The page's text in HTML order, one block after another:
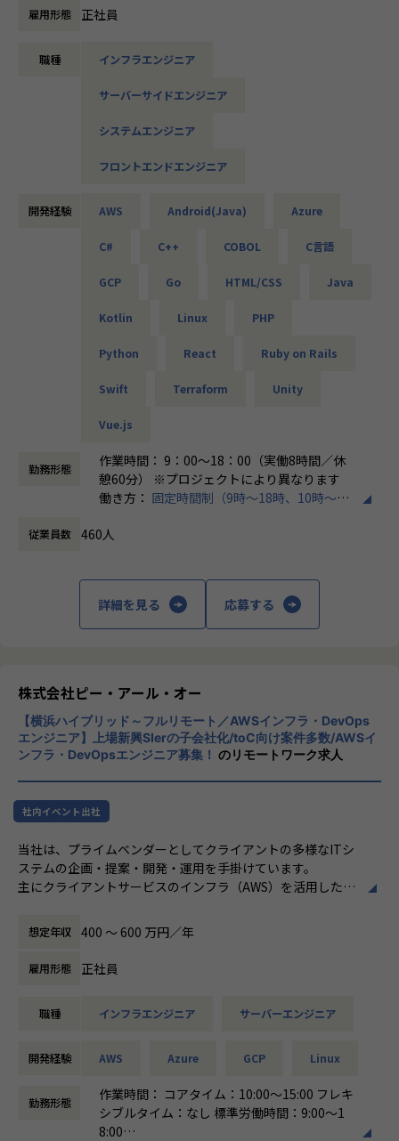
＜安心のサポート体制＞
└配属先はチーム＋教育係体制で、すぐ相談できる環境を整
└入社直後は毎月、その後は隔月で面談。業務・人間関係・
└日常的に連絡しやすく、安心して話せる関係性を構築。
・トラブル時は当日中に対応
・勉強会・交流会を年2回実施
【業務の変更の範囲】
会社の定める範囲
たとえば、ヨガ配信アプリやECサイトの新規開発、クラウド
設計など、上流フェーズから関われる案件も豊富です。ま
ひとりで悩まず、安心して挑戦できます。
◆落ち着いた環境で、長く働きたい方へ
OKの案件も多く、週2～3日出社が基本。残業は月9時間ほど
現場には教育担当がつき、月1回の面談やチャット相談も実
にも柔軟に対応しています。
◆マネジメントにも挑戦したい方へ
回の面談を通じて方向性を確認しながら、段階的にマネジメ
ら活躍している社員も多数。女性管理職も在籍しており、年
齢や性別を問わずフェアに評価される環境です。
＜チーム組織構成＞
入社後は原則2名以上のチームに配属されるため、一人現場
や丸投げはないです。
また、経験値に応じて先輩がフォローに入り、定例MTGやチ
95％（2024年8月時点／1年以内）
▼開発系
・オンラインヨガプラットフォームの要件定義・設計（Rub
y／Vue／AWS）
・自社ECサイトの新規立ち上げ（要件定義～運用／TypeScr
（C#／Python）
▼インフラ系
・ECクラウド基盤設計（AWS／VMware）
・アプリ向けサーバ設計構築（Docker／Azure）
ctive Directory）
＜安心のサポート体制＞
└配属先はチーム＋教育係体制で、すぐ相談できる環境を整
└入社直後は毎月、その後は隔月で面談。業務・人間関係・
キャリアを幅広く支援。
雇用形態 正社員
職種 インフラエンジニア
サーバーサイドエンジニア
システムエンジニア
フロントエンドエンジニア
開発経験 AWS Android(Java) Azure
C# C++ COBOL C言語
GCP Go HTML/CSS Java
Kotlin Linux PHP
Python React Ruby on Rails
Swift Terraform Unity
Vue.js
勤務形態
作業時間： 9：00～18：00（実働8時間／休
憩60分） ※プロジェクトにより異なります
働き方： 固定時間制（9時～18時、10時～19
時間外労働の有無： 有（月平均20時間）
従業員数 460人
詳細を見る 応募する
株式会社ピー・アール・オー
【横浜ハイブリッド～フルリモート／AWSインフラ・DevOps
エンジニア】上場新興SIerの子会社化/toC向け案件多数/AWSイ
ンフラ・DevOpsエンジニア募集！ のリモートワーク求人
社内イベント出社
当社は、プライムベンダーとしてクライアントの多様なITシ
ステムの企画・提案・開発・運用を手掛けています。
主にクライアントサービスのインフラ（AWS）を活用したシ
■具体的な業務内容
・AWSのクラウドサービスを活用したシステム基盤の設計/
構築/運用
ラの構成管理
・コンテナ基盤（Docker、Kubernetes等）の設計・構築
・Webサービス・アプリケーションのインフラ基盤の最適化
など
想定年収 400 〜 600 万円／年
雇用形態 正社員
職種 インフラエンジニア サーバーエンジニア
開発経験 AWS Azure GCP Linux
勤務形態
作業時間： コアタイム：10:00～15:00 フレキ
シブルタイム：なし 標準労働時間：9:00～1
8:00